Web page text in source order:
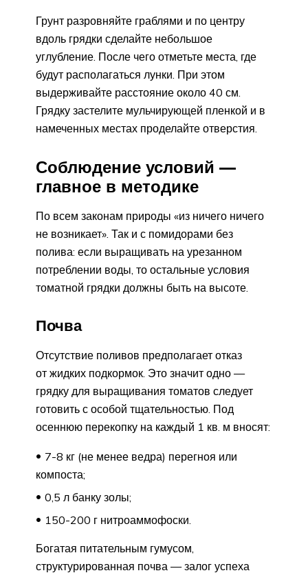
Грунт разровняйте граблями и по центру
вдоль грядки сделайте небольшое
углубление. После чего отметьте места, где
будут располагаться лунки. При этом
выдерживайте расстояние около 40 см.
Грядку застелите мульчирующей пленкой и в
намеченных местах проделайте отверстия.
Соблюдение условий —
главное в методике
По всем законам природы «из ничего ничего
не возникает». Так и с помидорами без
полива: если выращивать на урезанном
потреблении воды, то остальные условия
томатной грядки должны быть на высоте.
Почва
Отсутствие поливов предполагает отказ
от жидких подкормок. Это значит одно —
грядку для выращивания томатов следует
готовить с особой тщательностью. Под
осеннюю перекопку на каждый 1 кв. м вносят:
7-8 кг (не менее ведра) перегноя или
компоста;
0,5 л банку золы;
150-200 г нитроаммофоски.
Богатая питательным гумусом,
структурированная почва — залог успеха